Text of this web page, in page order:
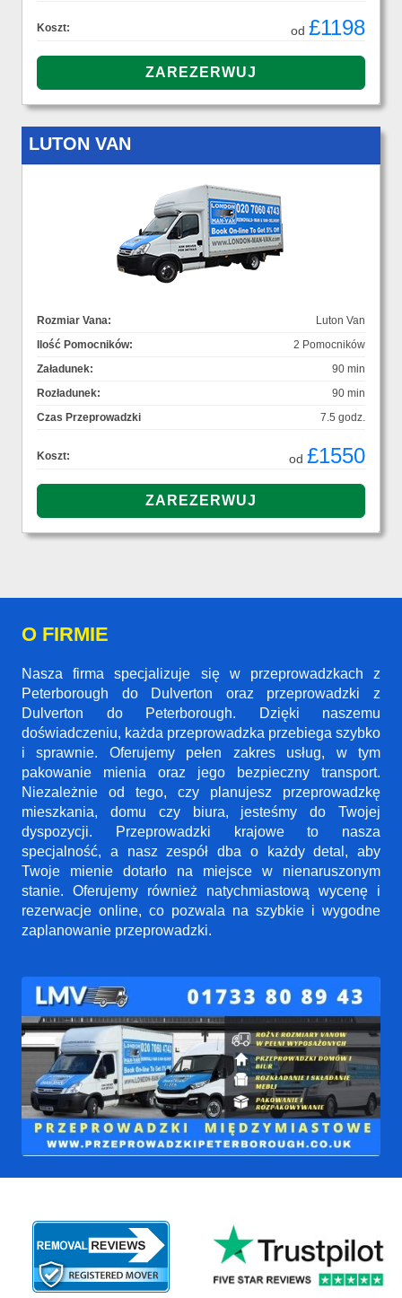
Koszt: od £1198
LUTON VAN
Rozmiar Vana:
Luton Van
Ilość Pomocników:
2 Pomocników
Załadunek:
90 min
Rozładunek:
90 min
Czas Przeprowadzki
7.5 godz.
Koszt: od £1550
O FIRMIE
Nasza firma specjalizuje się w przeprowadzkach z
Peterborough do Dulverton oraz przeprowadzki z
Dulverton do Peterborough. Dzięki naszemu
doświadczeniu, każda przeprowadzka przebiega szybko
i sprawnie. Oferujemy pełen zakres usług, w tym
pakowanie mienia oraz jego bezpieczny transport.
Niezależnie od tego, czy planujesz przeprowadzkę
mieszkania, domu czy biura, jesteśmy do Twojej
dyspozycji. Przeprowadzki krajowe to nasza
specjalność, a nasz zespół dba o każdy detal, aby
Twoje mienie dotarło na miejsce w nienaruszonym
stanie. Oferujemy również natychmiastową wycenę i
rezerwacje online, co pozwala na szybkie i wygodne
zaplanowanie przeprowadzki.